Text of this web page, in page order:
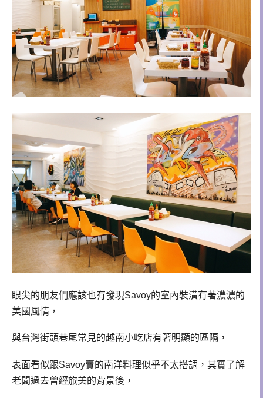
眼尖的朋友們應該也有發現Savoy的室內裝潢有著濃濃的
美國風情，
與台灣街頭巷尾常見的越南小吃店有著明顯的區隔，
表面看似跟Savoy賣的南洋料理似乎不太搭調，其實了解
老闆過去曾經旅美的背景後，